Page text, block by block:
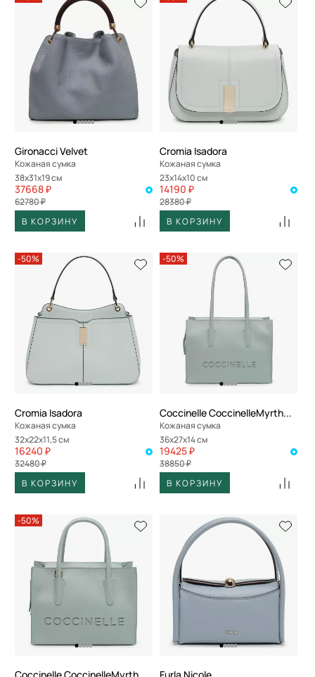
Gironacci Velvet
Кожаная сумка
38x31x19 см
37668 ₽
62780 ₽
В КОРЗИНУ
Cromia Isadora
Кожаная сумка
23x14x10 см
14190 ₽
28380 ₽
В КОРЗИНУ
-50%
Cromia Isadora
Кожаная сумка
32x22x11,5 см
16240 ₽
32480 ₽
В КОРЗИНУ
-50%
Coccinelle CoccinelleMyrtha26
Кожаная сумка
36x27x14 см
19425 ₽
38850 ₽
В КОРЗИНУ
-50%